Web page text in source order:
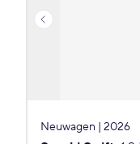
Neuwagen | 2026